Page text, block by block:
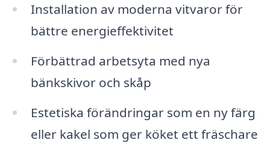
Installation av moderna vitvaror för
bättre energieffektivitet
Förbättrad arbetsyta med nya
bänkskivor och skåp
Estetiska förändringar som en ny färg
eller kakel som ger köket ett fräschare